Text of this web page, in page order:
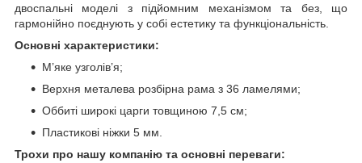
двоспальні моделі з підйомним механізмом та без, що
гармонійно поєднують у собі естетику та функціональність.
Основні характеристики:
М’яке узголів’я;
Верхня металева розбірна рама з 36 ламелями;
Оббиті широкі царги товщиною 7,5 см;
Пластикові ніжки 5 мм.
Трохи про нашу компанію та основні переваги: